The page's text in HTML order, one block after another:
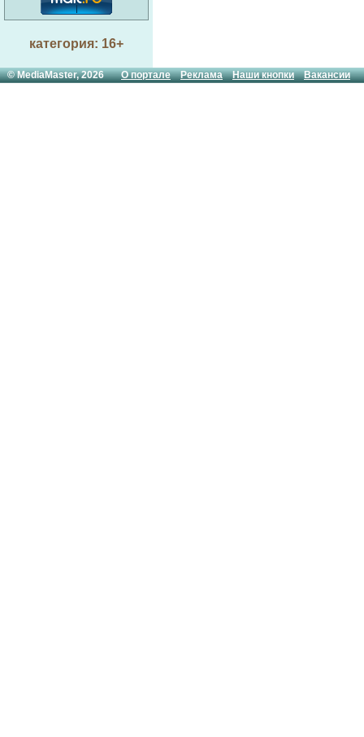
категория: 16+
© MediaMaster, 2026О портале Реклама Наши кнопки Вакансии